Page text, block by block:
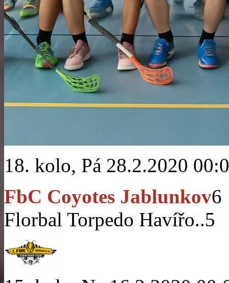
18. kolo, Pá 28.2.2020
FbC Coyotes Jablunkov6
Florbal Torpedo Havířo..5